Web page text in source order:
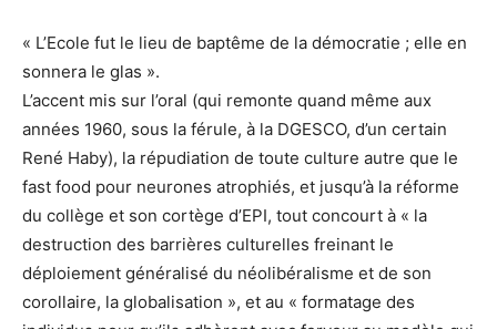
« L’Ecole fut le lieu de baptême de la démocratie ; elle en
sonnera le glas ».
L’accent mis sur l’oral (qui remonte quand même aux
années 1960, sous la férule, à la DGESCO, d’un certain
René Haby), la répudiation de toute culture autre que le
fast food pour neurones atrophiés, et jusqu’à la réforme
du collège et son cortège d’EPI, tout concourt à « la
destruction des barrières culturelles freinant le
déploiement généralisé du néolibéralisme et de son
corollaire, la globalisation », et au « formatage des